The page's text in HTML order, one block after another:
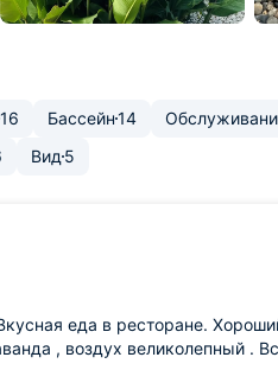
16 Бассейн14
Вид 5
еда в ресторане.
, воздух великолепный .